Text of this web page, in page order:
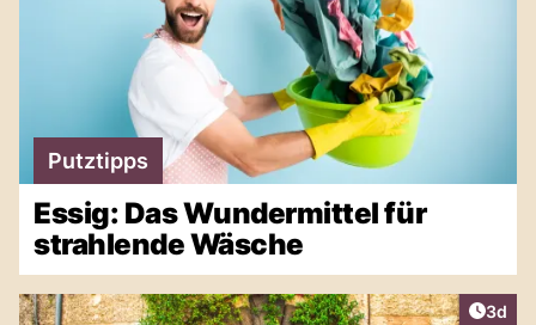
Putztipps
Essig: Das Wundermittel für
strahlende Wäsche
3d